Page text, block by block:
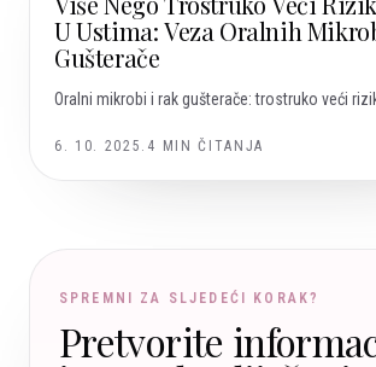
U Ustima: Veza Oralnih
Gušterače
Oralni mikrobi i rak gušterače: trostruko veći
6. 10. 2025. 4 MIN ČITANJA
SPREMNI ZA SLJEDEĆI KORAK?
Pretvorite